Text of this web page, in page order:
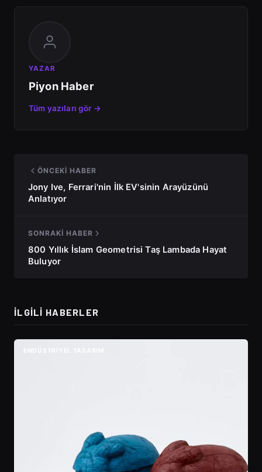
YAZAR
Piyon Haber
Tüm yazıları gör →
ÖNCEKI HABER
Jony Ive, Ferrari'nin İlk EV'sinin Arayüzünü
Anlatıyor
SONRAKI HABER
800 Yıllık İslam Geometrisi Taş Lambada Hayat
Buluyor
İLGILI HABERLER
ENDÜSTRIYEL TASARIM